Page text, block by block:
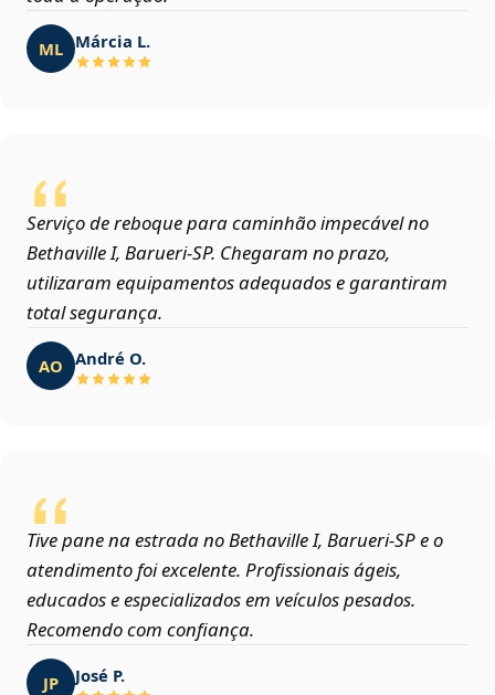
ML Márcia L.
Serviço de reboque para caminhão impecável no
Bethaville I, Barueri‑SP. Chegaram no prazo,
utilizaram equipamentos adequados e garantiram
total segurança.
AO André O.
Tive pane na estrada no Bethaville I, Barueri‑SP e o
atendimento foi excelente. Profissionais ágeis,
educados e especializados em veículos pesados.
Recomendo com confiança.
JP José P.